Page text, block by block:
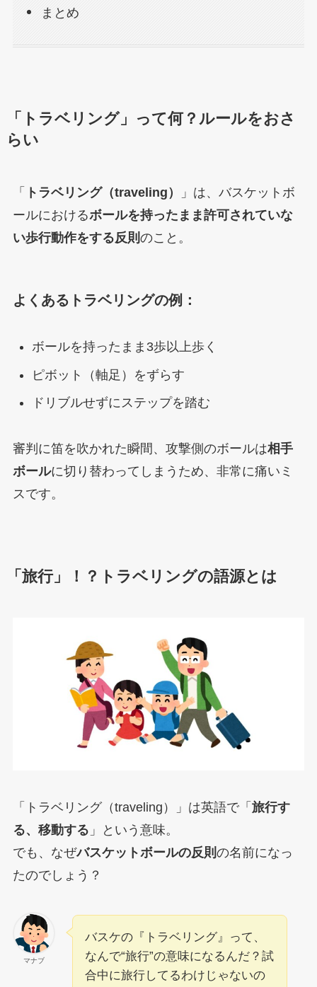
まとめ
「トラベリング」って何？ルールをおさ
らい
「 トラベリング（traveling）
」は、バスケットボ
ールにおけるボールを持ったまま許可されていな
い歩行動作をする反則 のこと。
よくあるトラベリングの例：
ボールを持ったまま3歩以上歩く
ピボット（軸足）をずらす
ドリブルせずにステップを踏む
審判に笛を吹かれた瞬間、攻撃側のボールは相手
ボールに切り替わってしまうため、非常に痛いミ
スです。
「旅行」！？トラベリングの語源とは
「トラベリング（traveling）」は英語で「 旅行す
る、移動する 」という意味。
でも、なぜバスケットボールの反則 の名前になっ
たのでしょう？
マナブ
バスケの『トラベリング』って、
なんで“旅行”の意味になるんだ？試
合中に旅行してるわけじゃないの